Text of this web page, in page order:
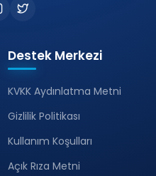
Destek Merkezi
KVKK Aydınlatma Metni
Gizlilik Politikası
Kullanım Koşulları
Açık Rıza Metni